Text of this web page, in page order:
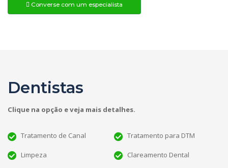
Converse com um especialista
Dentistas
Clique na opção e veja mais detalhes.
Tratamento de Canal Tratamento para DTM
Limpeza Clareamento Dental